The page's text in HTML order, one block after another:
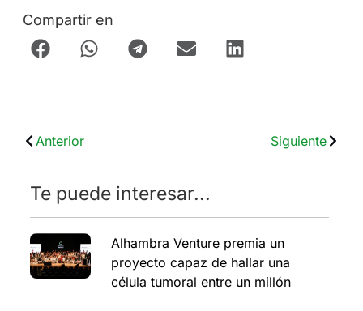
Compartir en
Anterior Siguiente
Te puede interesar...
Alhambra Venture premia un
proyecto capaz de hallar una
célula tumoral entre un millón